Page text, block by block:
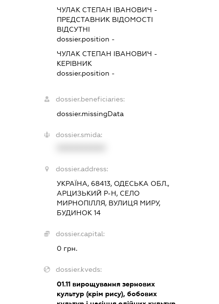
ЧУЛАК СТЕПАН ІВАНОВИЧ -
ПРЕДСТАВНИК ВІДОМОСТІ
ВІДСУТНІ
dossier.position -
ЧУЛАК СТЕПАН ІВАНОВИЧ -
КЕРІВНИК
dossier.position -
dossier.beneficiaries:
dossier.missingData
dossier.smida:
dossier.address:
УКРАЇНА, 68413, ОДЕСЬКА ОБЛ.,
АРЦИЗЬКИЙ Р-Н, СЕЛО
МИРНОПІЛЛЯ, ВУЛИЦЯ МИРУ,
БУДИНОК 14
dossier.capital:
0 грн.
dossier.kveds:
01.11 вирощування зернових
культур (крім рису), бобових